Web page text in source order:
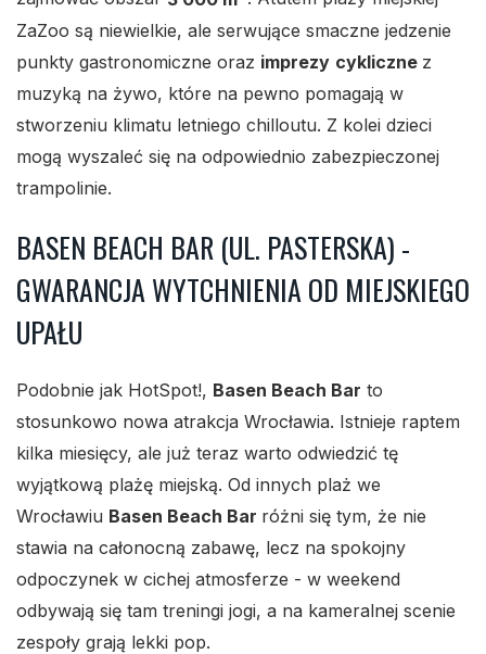
ZaZoo są niewielkie, ale serwujące smaczne jedzenie
punkty gastronomiczne oraz imprezy cykliczne z
muzyką na żywo, które na pewno pomagają w
stworzeniu klimatu letniego chilloutu. Z kolei dzieci
mogą wyszaleć się na odpowiednio zabezpieczonej
trampolinie.
BASEN BEACH BAR (UL. PASTERSKA) -
GWARANCJA WYTCHNIENIA OD MIEJSKIEGO
UPAŁU
Podobnie jak HotSpot!, Basen Beach Bar to
stosunkowo nowa atrakcja Wrocławia. Istnieje raptem
kilka miesięcy, ale już teraz warto odwiedzić tę
wyjątkową plażę miejską. Od innych plaż we
Wrocławiu Basen Beach Bar różni się tym, że nie
stawia na całonocną zabawę, lecz na spokojny
odpoczynek w cichej atmosferze - w weekend
odbywają się tam treningi jogi, a na kameralnej scenie
zespoły grają lekki pop.